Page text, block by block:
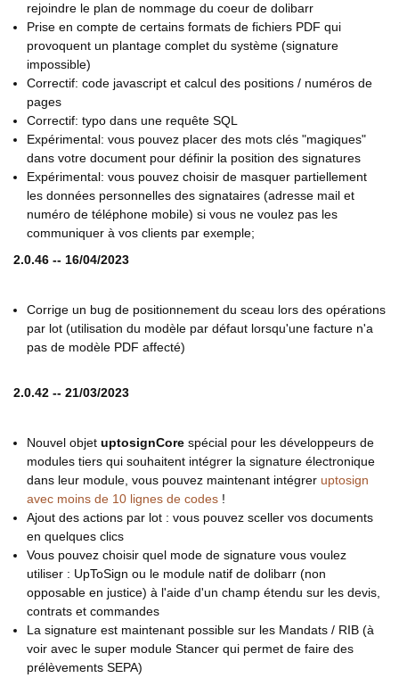
rejoindre le plan de nommage du coeur de dolibarr
Prise en compte de certains formats de fichiers PDF qui
provoquent un plantage complet du système (signature
impossible)
Correctif: code javascript et calcul des positions / numéros de
pages
Correctif: typo dans une requête SQL
Expérimental: vous pouvez placer des mots clés "magiques"
dans votre document pour définir la position des signatures
Expérimental: vous pouvez choisir de masquer partiellement
les données personnelles des signataires (adresse mail et
numéro de téléphone mobile) si vous ne voulez pas les
communiquer à vos clients par exemple;
2.0.46 -- 16/04/2023
Corrige un bug de positionnement du sceau lors des opérations
par lot (utilisation du modèle par défaut lorsqu'une facture n'a
pas de modèle PDF affecté)
2.0.42 -- 21/03/2023
Nouvel objet uptosignCore spécial pour les développeurs de
modules tiers qui souhaitent intégrer la signature électronique
dans leur module, vous pouvez maintenant intégrer uptosign
avec moins de 10 lignes de codes !
Ajout des actions par lot : vous pouvez sceller vos documents
en quelques clics
Vous pouvez choisir quel mode de signature vous voulez
utiliser : UpToSign ou le module natif de dolibarr (non
opposable en justice) à l'aide d'un champ étendu sur les devis,
contrats et commandes
La signature est maintenant possible sur les Mandats / RIB (à
voir avec le super module Stancer qui permet de faire des
prélèvements SEPA)